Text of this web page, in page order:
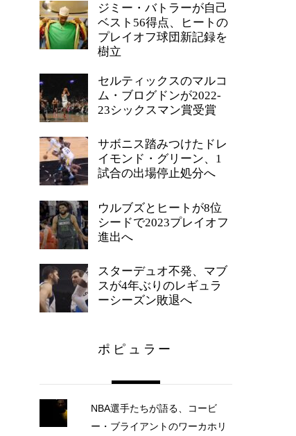
ジミー・バトラーが自己
ベスト56得点、ヒートの
プレイオフ球団新記録を
樹立
セルティックスのマルコ
ム・ブログドンが2022-
23シックスマン賞受賞
サボニス踏みつけたドレ
イモンド・グリーン、1
試合の出場停止処分へ
ウルブズとヒートが8位
シードで2023プレイオフ
進出へ
スターデュオ不発、マブ
スが4年ぶりのレギュラ
ーシーズン敗退へ
ポピュラー
NBA選手たちが語る、コービ
ー・ブライアントのワーカホリ